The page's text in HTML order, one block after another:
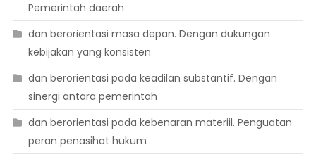
Pemerintah daerah
dan berorientasi masa depan. Dengan dukungan
kebijakan yang konsisten
dan berorientasi pada keadilan substantif. Dengan
sinergi antara pemerintah
dan berorientasi pada kebenaran materiil. Penguatan
peran penasihat hukum